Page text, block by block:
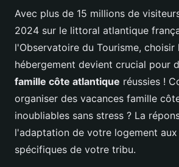
Avec plus de 15 millions de
2024 sur le littoral atlantique
l'Observatoire du Tourisme, choisir
hébergement devient crucial pour
famille côte atlantique réussies !
organiser des vacances famille
inoubliables sans stress ? La
l'adaptation de votre logement
spécifiques de votre tribu.